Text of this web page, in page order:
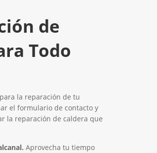
de
Todo
la reparación de tu
el formulario de contacto y
la reparación de caldera que
Aprovecha tu tiempo